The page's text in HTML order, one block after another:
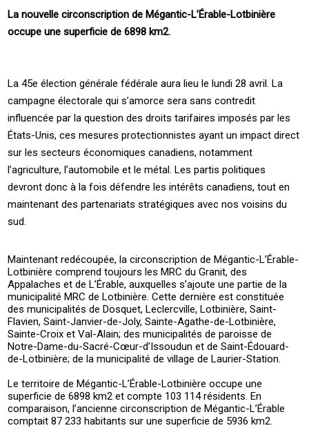
La nouvelle circonscription de Mégantic-L’Érable-Lotbinière
occupe une superficie de 6898 km2.
La 45e élection générale fédérale aura lieu le lundi 28 avril. La
campagne électorale qui s’amorce sera sans contredit
influencée par la question des droits tarifaires imposés par les
États-Unis, ces mesures protectionnistes ayant un impact direct
sur les secteurs économiques canadiens, notamment
l’agriculture, l’automobile et le métal. Les partis politiques
devront donc à la fois défendre les intérêts canadiens, tout en
maintenant des partenariats stratégiques avec nos voisins du
sud.
Maintenant redécoupée, la circonscription de Mégantic-L’Érable-
Lotbinière comprend toujours les MRC du Granit, des
Appalaches et de L’Érable, auxquelles s’ajoute une partie de la
municipalité MRC de Lotbinière. Cette dernière est constituée
des municipalités de Dosquet, Leclercville, Lotbinière, Saint-
Flavien, Saint-Janvier-de-Joly, Sainte-Agathe-de-Lotbinière,
Sainte-Croix et Val-Alain; des municipalités de paroisse de
Notre-Dame-du-Sacré-Cœur-d’Issoudun et de Saint-Édouard-
de-Lotbinière; de la municipalité de village de Laurier-Station.
Le territoire de Mégantic-L’Érable-Lotbinière occupe une
superficie de 6898 km2 et compte 103 114 résidents. En
comparaison, l’ancienne circonscription de Mégantic-L’Érable
comptait 87 233 habitants sur une superficie de 5936 km2.